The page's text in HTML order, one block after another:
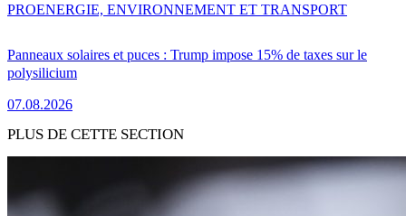
Panneaux solaires et puces : Trump impose 15% de taxes sur le
polysilicium
07.08.2026
PROENERGIE, ENVIRONNEMENT ET TRANSPORT
PLUS DE CETTE SECTION